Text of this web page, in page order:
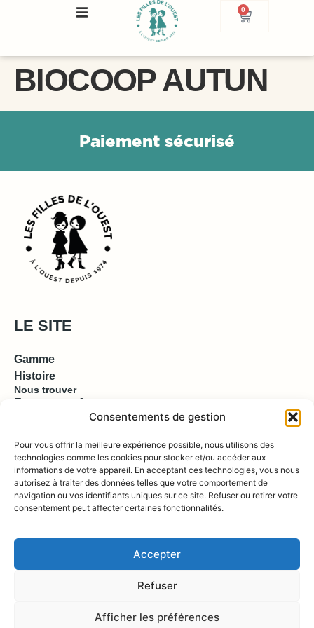
Consentements de gestion
Pour vous offrir la meilleure expérience possible, nous utilisons des
technologies comme les cookies pour stocker et/ou accéder aux
informations de votre appareil. En acceptant ces technologies, vous nous
autorisez à traiter des données telles que votre comportement de
navigation ou vos identifiants uniques sur ce site. Refuser ou retirer votre
consentement peut affecter certaines fonctionnalités.
Accepter
Refuser
Afficher les préférences
0
BIOCOOP AUTUN
Paiement sécurisé
LE SITE
Gamme
Histoire
Nous trouver
Espace pro & presse
EN SAVOIR PLUS
Contact
Compte
Boutique